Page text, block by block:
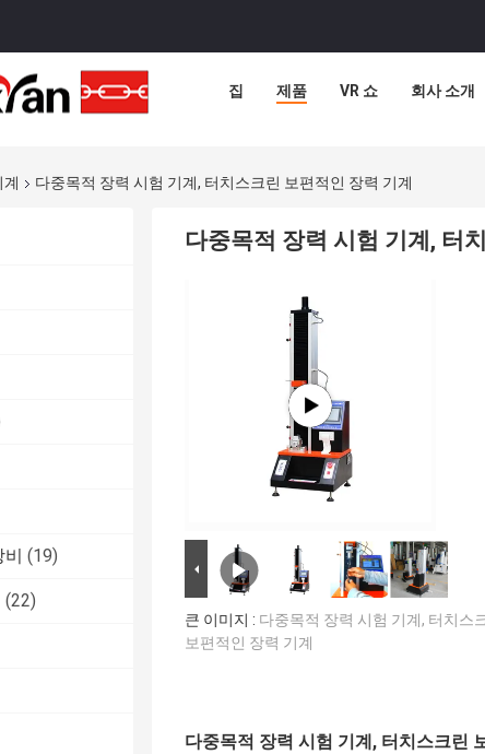
집 제품 VR 쇼 회사 소개
계 다중목적 장력 시험 기계, 터치스크린 보편적인 장력 기계
(19)
(22)
다중목적 장력 시험 기계, 터
큰 이미지 : 다중목적 장력 시험 기계, 터치스
보편적인 장력 기계
다중목적 장력 시험 기계, 터치스크린